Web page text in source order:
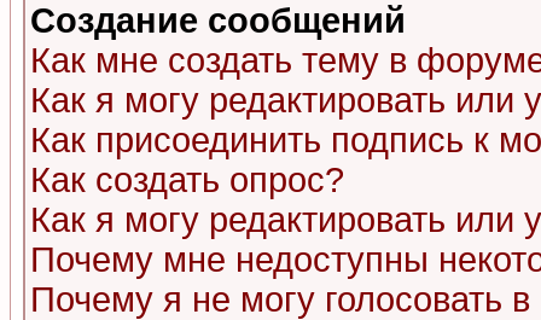
Создание сообщений
Как мне создать тему в
Как я могу редактировать или
Как присоединить подпись к
Как создать опрос?
Как я могу редактировать или
Почему мне недоступны
Почему я не могу голосовать